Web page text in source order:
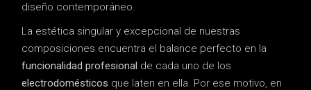
diseño contemporáneo.
La estética singular y excepcional de nuestras
composiciones encuentra el balance perfecto en la
funcionalidad profesional de cada uno de los
electrodomésticos que laten en ella. Por ese motivo, en